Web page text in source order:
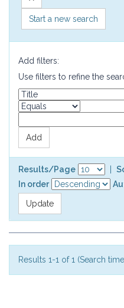
Start a new search
Add filters:
Use filters to refine the
Results/Page
In order
Results 1-1 of 1 (Search